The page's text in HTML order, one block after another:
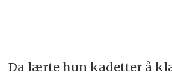
Da lærte hun kadetter å